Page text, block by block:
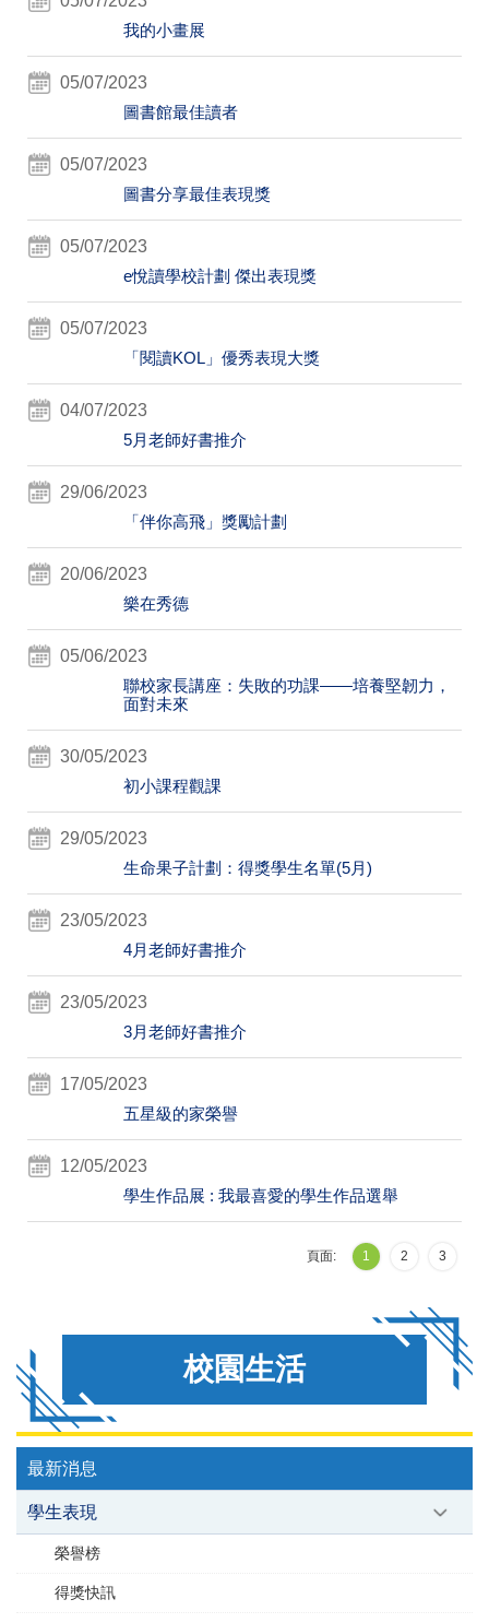
我的小畫展
05/07/2023
圖書館最佳讀者
05/07/2023
圖書分享最佳表現獎
05/07/2023
e悅讀學校計劃 傑出表現獎
05/07/2023
「閱讀KOL」優秀表現大獎
04/07/2023
5月老師好書推介
29/06/2023
「伴你高飛」獎勵計劃
20/06/2023
樂在秀德
05/06/2023
聯校家長講座：失敗的功課——培養堅韌力，
面對未來
30/05/2023
初小課程觀課
29/05/2023
生命果子計劃：得獎學生名單(5月)
23/05/2023
4月老師好書推介
23/05/2023
3月老師好書推介
17/05/2023
五星級的家榮譽
12/05/2023
學生作品展 : 我最喜愛的學生作品選舉
頁面: 1 2 3
校園生活
最新消息
學生表現
榮譽榜
得獎快訊